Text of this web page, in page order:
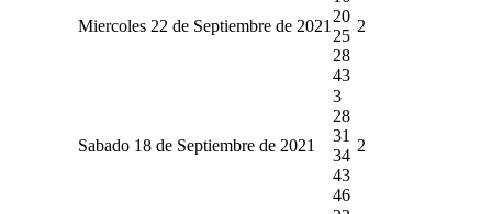
Miercoles 22 de Septiembre de 2021
20
25
28
43
2
Sabado 18 de Septiembre de 2021
3
28
31
34
43
46
2